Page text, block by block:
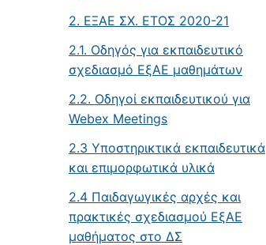
2. ΕΞΑΕ ΣΧ. ΕΤΟΣ 2020-21
2.1. Οδηγός για εκπαιδευτικό
σχεδιασμό ΕξΑΕ μαθημάτων
2.2. Οδηγοί εκπαιδευτικού για
Webex Meetings
2.3 Υποστηρικτικά εκπαιδευτικά
και επιμορφωτικά υλικά
2.4 Παιδαγωγικές αρχές και
πρακτικές σχεδιασμού ΕξΑΕ
μαθήματος στο ΔΣ